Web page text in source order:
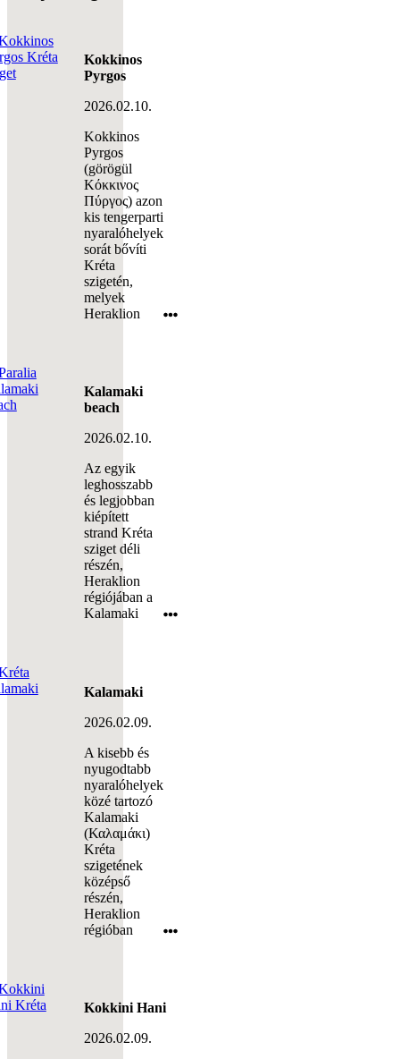
Kokkinos
Pyrgos
2026.02.10.
Kokkinos
Pyrgos
(görögül
Κόκκινος
Πύργος) azon
kis tengerparti
nyaralóhelyek
sorát bővíti
Kréta
szigetén,
melyek
Heraklion
Kalamaki
beach
2026.02.10.
Az egyik
leghosszabb
és legjobban
kiépített
strand Kréta
sziget déli
részén,
Heraklion
régiójában a
Kalamaki
Kalamaki
2026.02.09.
A kisebb és
nyugodtabb
nyaralóhelyek
közé tartozó
Kalamaki
(Καλαμάκι)
Kréta
szigetének
középső
részén,
Heraklion
régióban
Kokkini Hani
2026.02.09.